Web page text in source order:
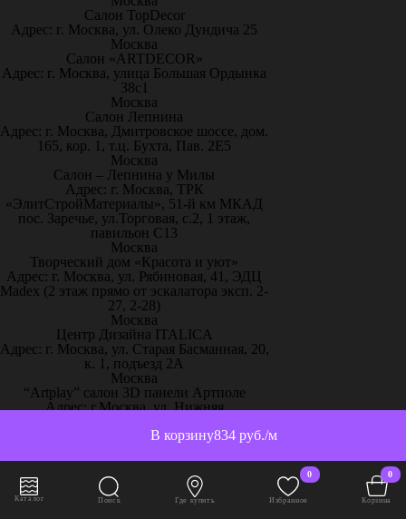
834 руб./м
В корзину
Салон TopDecor
Адрес: г. Москва, ул. Олеко Дундича 25
Москва
Салон «ARTDECOR»
Адрес: г. Москва, улица Большая Ордынка
38с1
Москва
Салон Лепнина
Адрес: г. Москва, Дмитровское шоссе, дом.
165, кор. 1, т.ц. Бухта, Пав. 2Е5
Москва
Салон – Лепнина у Милы
Адрес: г. Москва, ТРК
«ЭлитСтройМатериалы», 51-й км МКАД
пос. Заречье, ул.Торговая, с.2, 1 этаж,
павильон С13
Москва
Творческий дом «Красота и уют»
Адрес: г. Москва, ул. Рябиновая, 41, ЭДЦ
Madex (2 этаж прямо от эскалатора эксп. 2-
27, 2-28)
Москва
Центр Дизайна ITALICA
Адрес: г. Москва, ул. Старая Басманная, 20,
к. 1, подъезд 2А
Москва
“Artplay” салон 3D панели Артполе
Адрес: г.Москва, ул. Нижняя
Москва
Адрес: г. Москва, 65 км МКАД, дом
выставочный 18/11
Москва
“Декор-Интерьер” ТЦ «Family Room»
Каталог Поиск Где купить
0
Избранное
0
Корзина